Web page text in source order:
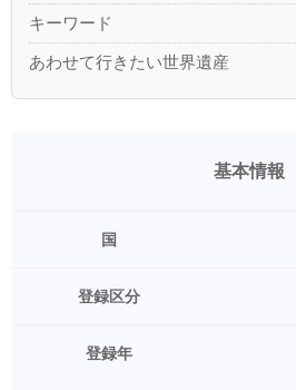
キーワード
あわせて行きたい世界遺産
基本情報
国
登録区分
登録年